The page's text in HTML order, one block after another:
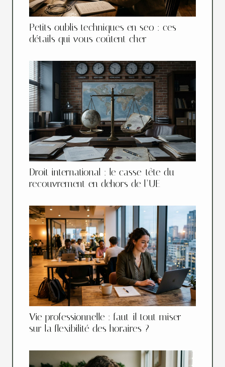
Petits oublis techniques en seo : ces
détails qui vous coûtent cher
Droit international : le casse-tête du
recouvrement en dehors de l’UE
Vie professionnelle : faut-il tout miser
sur la flexibilité des horaires ?